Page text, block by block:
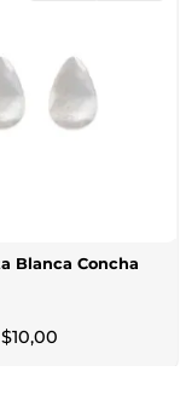
Blanca Concha
$10,00